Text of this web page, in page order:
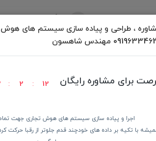
، طراحی و پیاده سازی سیستم های هوش
مهندس شاهسون
برای مشاوره رایگان 2 12
اجرا و پیاده سازی سیستم های هوش تجاری جهت
با تکیه بر داده های خودچند قدم جلوتر از رقبا حرکت
برگشت به بالا
کالا